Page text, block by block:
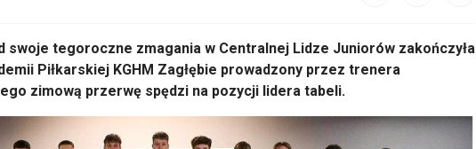
swoje tegoroczne zmagania w Centralnej Lidze Juniorów zakończyła
Piłkarskiej KGHM Zagłębie prowadzony przez trenera
zimową przerwę spędzi na pozycji lidera tabeli.